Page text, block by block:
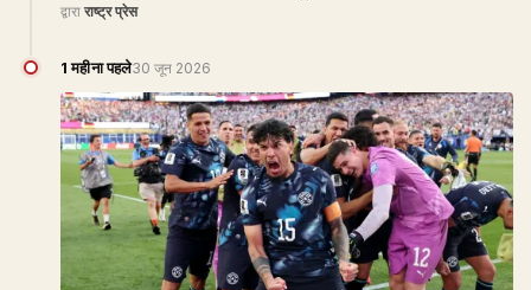
द्वारा राष्ट्र प्रेस
1 महीना पहले30 जून 2026